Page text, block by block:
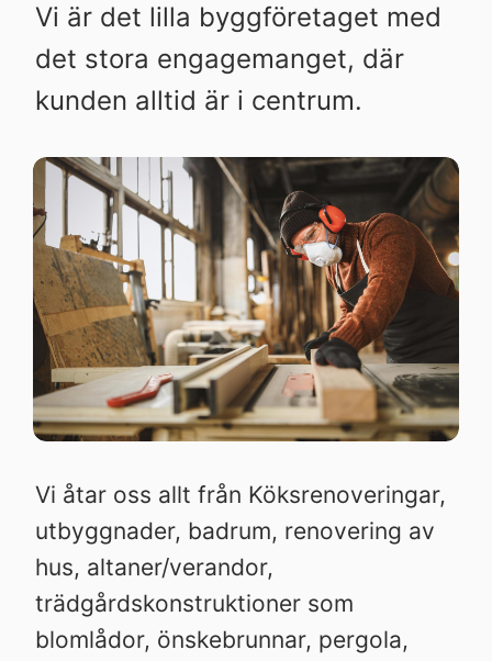
Vi är det lilla byggföretaget med
det stora engagemanget, där
kunden alltid är i centrum.
Vi åtar oss allt från Köksrenoveringar,
utbyggnader, badrum, renovering av
hus, altaner/verandor,
trädgårdskonstruktioner som
blomlådor, önskebrunnar, pergola,